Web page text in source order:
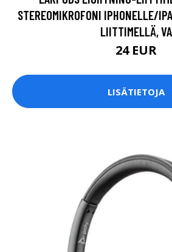
STEREOMIKROFONI IPHONELLE/
LIITTIMELLÄ, VA
24 EUR
LISÄTIETOJA